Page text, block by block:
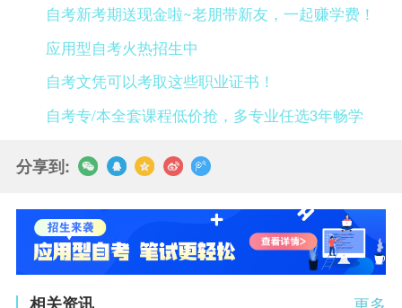
自考新考期送现金啦~老朋带新友，一起赚学费！
应用型自考火热招生中
自考文凭可以考取这些职业证书！
自考专/本全套课程低价抢，多专业任选3年畅学
分享到: